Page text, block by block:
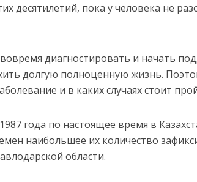
десятилетий, пока у человека не
диагностировать и начать
долгую полноценную жизнь.
и в каких случаях стоит
года по настоящее время в
наибольшее их количество
области.